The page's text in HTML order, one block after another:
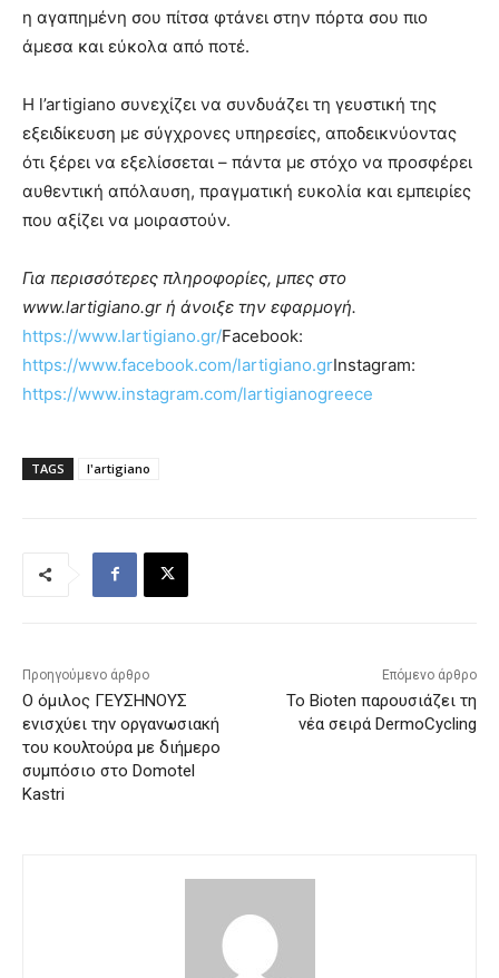
η αγαπημένη σου πίτσα φτάνει στην πόρτα σου πιο
άμεσα και εύκολα από ποτέ.
Η l’artigiano συνεχίζει να συνδυάζει τη γευστική της
εξειδίκευση με σύγχρονες υπηρεσίες, αποδεικνύοντας
ότι ξέρει να εξελίσσεται – πάντα με στόχο να προσφέρει
αυθεντική απόλαυση, πραγματική ευκολία και εμπειρίες
που αξίζει να μοιραστούν.
Για περισσότερες πληροφορίες, μπες στο
www.lartigiano.gr ή άνοιξε την εφαρμογή.
https://www.lartigiano.gr/Facebook:
https://www.facebook.com/lartigiano.grInstagram:
https://www.instagram.com/lartigianogreece
TAGS l'artigiano
Προηγούμενο άρθρο
Ο όμιλος ΓΕΥΣΗΝΟΥΣ
ενισχύει την οργανωσιακή
του κουλτούρα με διήμερο
συμπόσιο στο Domotel
Kastri
Επόμενο άρθρο
Το Bioten παρουσιάζει τη
νέα σειρά DermoCycling